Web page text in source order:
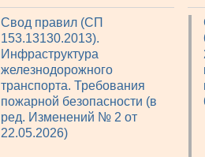
Свод правил (СП
153.13130.2013).
Инфраструктура
железнодорожного
транспорта. Требования
пожарной безопасности (в
ред. Изменений № 2 от
22.05.2026)